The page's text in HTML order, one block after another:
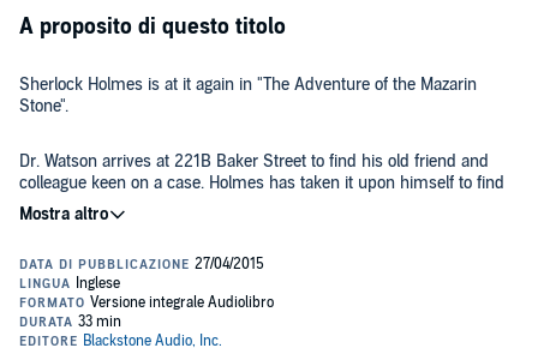
A proposito di questo titolo
Sherlock Holmes is at it again in "The Adventure of the Mazarin
Stone".
Dr. Watson arrives at 221B Baker Street to find his old friend and
colleague keen on a case. Holmes has taken it upon himself to find
the missing Crown diamond, the Mazarin stone, which has been
stolen by swarthy big-game hunter Count Negretto Sylvius. When
cleverness to learn the jewel's location and wrap up the case.
Public Domain (P)2015 Blackstone Audio, Inc.